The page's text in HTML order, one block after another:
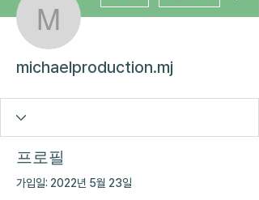
michaelproduction.mj
프로필
가입일: 2022년 5월 23일